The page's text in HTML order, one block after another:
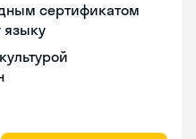
сертификатом
языку